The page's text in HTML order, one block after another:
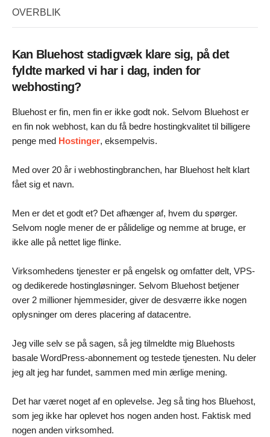
OVERBLIK
Kan Bluehost stadigvæk klare sig, på det
fyldte marked vi har i dag, inden for
webhosting?
Bluehost er fin, men fin er ikke godt nok. Selvom Bluehost er
en fin nok webhost, kan du få bedre hostingkvalitet til billigere
penge med Hostinger, eksempelvis.
Med over 20 år i webhostingbranchen, har Bluehost helt klart
fået sig et navn.
Men er det et godt et? Det afhænger af, hvem du spørger.
Selvom nogle mener de er pålidelige og nemme at bruge, er
ikke alle på nettet lige flinke.
Virksomhedens tjenester er på engelsk og omfatter delt, VPS-
og dedikerede hostingløsninger. Selvom Bluehost betjener
over 2 millioner hjemmesider, giver de desværre ikke nogen
oplysninger om deres placering af datacentre.
Jeg ville selv se på sagen, så jeg tilmeldte mig Bluehosts
basale WordPress-abonnement og testede tjenesten. Nu deler
jeg alt jeg har fundet, sammen med min ærlige mening.
Det har været noget af en oplevelse. Jeg så ting hos Bluehost,
som jeg ikke har oplevet hos nogen anden host. Faktisk med
nogen anden virksomhed.